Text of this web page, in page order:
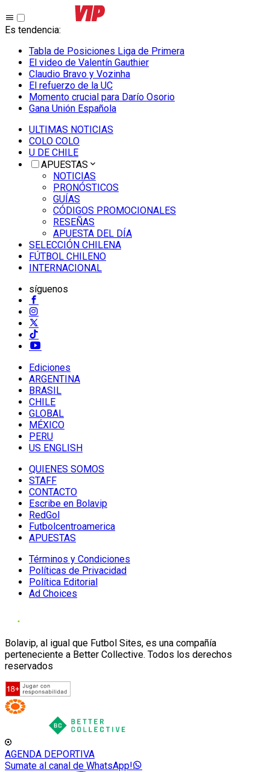
Es tendencia:
Tabla de Posiciones Liga de Primera
El video de Valentín Gauthier
Claudio Bravo y Vozinha
El refuerzo de la UC
Momento crucial para Darío Osorio
Gana Unión Española
ULTIMAS NOTICIAS
COLO COLO
U DE CHILE
APUESTAS
NOTICIAS
PRONÓSTICOS
GUÍAS
CÓDIGOS PROMOCIONALES
RESEÑAS
APUESTA DEL DÍA
SELECCIÓN CHILENA
FÚTBOL CHILENO
INTERNACIONAL
síguenos
Ediciones
ARGENTINA
BRASIL
CHILE
GLOBAL
MÉXICO
PERU
US ENGLISH
QUIENES SOMOS
STAFF
CONTACTO
Escribe en Bolavip
RedGol
Futbolcentroamerica
APUESTAS
Términos y Condiciones
Políticas de Privacidad
Política Editorial
Ad Choices
Bolavip, al igual que Futbol Sites, es una compañía
perteneciente a Better Collective. Todos los derechos
reservados
AGENDA DEPORTIVA
Sumate al canal de WhatsApp!